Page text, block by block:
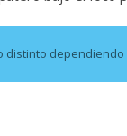
en Venezuela
fondos para
deja un policía